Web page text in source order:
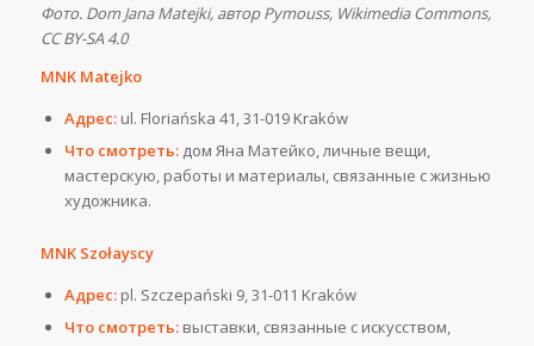
Фото. Dom Jana Matejki, автор Pymouss, Wikimedia Commons,
CC BY-SA 4.0
MNK Matejko
Адрес:ul. Floriańska 41, 31-019 Kraków
Что смотреть:дом Яна Матейко, личные вещи,
мастерскую, работы и материалы, связанные с жизнью
художника.
MNK Szołayscy
Адрес:pl. Szczepański 9, 31-011 Kraków
Что смотреть:выставки, связанные с искусством,